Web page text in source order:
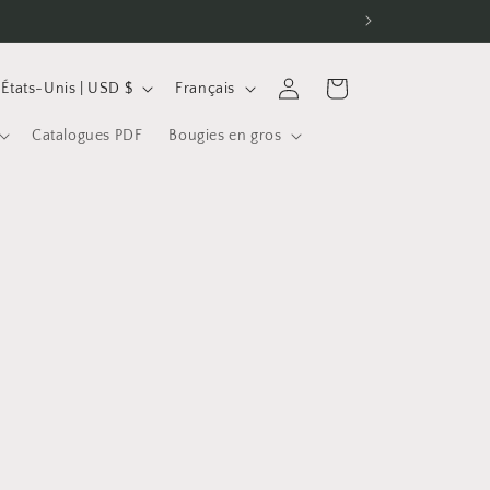
Catalogues PDF Bougies en gros
P
a
États-Unis | USD $ L
a
n
Français Connexion Panier